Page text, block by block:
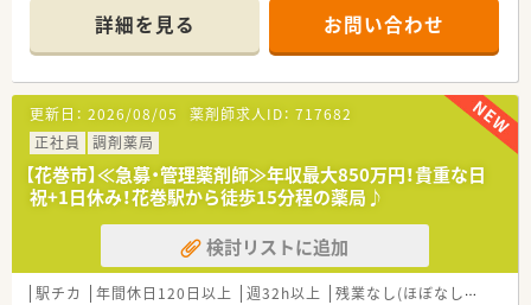
■教育制度が非常に充実しており、定期的な勉強会や現場での
OJTを通じて、最新の薬学知識を継続的に習得できる環境があり
ます。
■有給休暇の取得や育休実績など、社員が長く安心して働き続け
られるような環境整備に注力している、非常にクリーンな企業で
す。
【店舗情報と応需状況について】
■花巻駅から徒歩15分に位置し、精神科や小児科、循環器内科な
ど多岐にわたる処方箋を1日約80枚ほど受け付けています。
■精神科の患者様は非常に質が良く、現場でのトラブルはほとん
ど発生しないため、安心して日々の業務に取り組める環境です。
■薬剤師3名と事務4名の計7名体制で運営しており、スタッフ間
の連携がスムーズで、一人ひとりの業務負担が適切です。
詳細を見る お問い合わせ
更新日： 2026/08/05 薬剤師求人ID： 717682
正社員
調剤薬局
【花巻市】≪急募・管理薬剤師≫年収最大850万円！貴重な日
祝+1日休み！花巻駅から徒歩15分程の薬局♪
検討リストに追加
駅チカ 年間休日120日以上 週32h以上 残業なし(ほぼなし含む)